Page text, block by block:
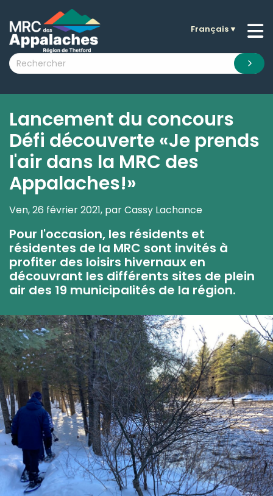
submenu (La MRC )
submenu (Citoyens )
submenu (Nouvelles )
submenu (Documentation )
Français▼
Lancement du concours
Défi découverte «Je prends
l'air dans la MRC des
Appalaches!»
Ven, 26 février 2021, par Cassy Lachance
Pour l'occasion, les résidents et
résidentes de la MRC sont invités à
profiter des loisirs hivernaux en
découvrant les différents sites de plein
air des 19 municipalités de la région.